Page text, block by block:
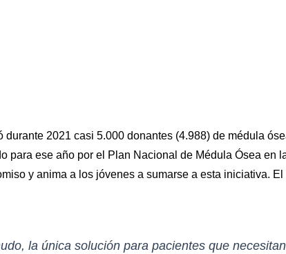
durante 2021 casi 5.000 donantes (4.988) de médula
para ese año por el Plan Nacional de Médula Ósea en
y anima a los jóvenes a sumarse a esta iniciativa.
la única solución para pacientes que